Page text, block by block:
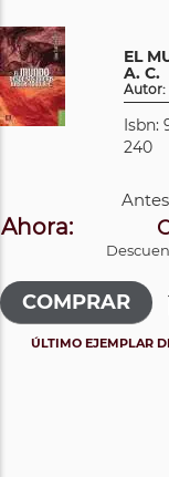
EL
A. C.
Autor:
Isbn:
240
Ahora:
ÚLTIMO EJEMPLAR